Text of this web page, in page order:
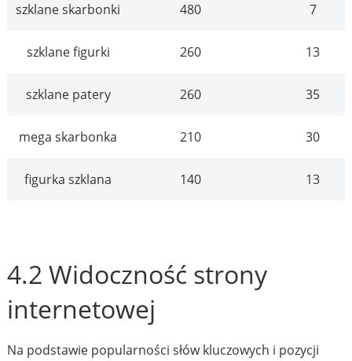
szklane skarbonki 480 7
szklane figurki 260 13
szklane patery 260 35
mega skarbonka 210 30
figurka szklana 140 13
4.2 Widoczność strony
internetowej
Na podstawie popularności słów kluczowych i pozycji